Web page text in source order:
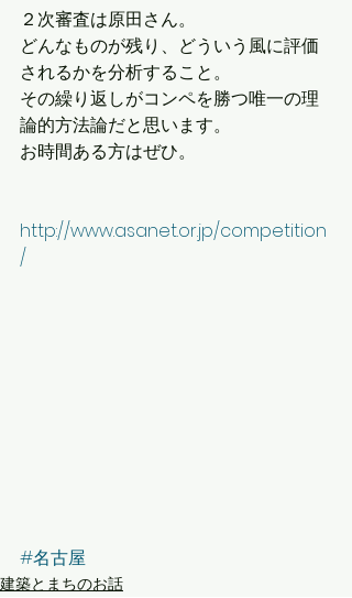
２次審査は原田さん。
どんなものが残り、どういう風に評価
されるかを分析すること。
その繰り返しがコンペを勝つ唯一の理
論的方法論だと思います。
お時間ある方はぜひ。
http://www.asanet.or.jp/competition
/
#名古屋
建築とまちのお話